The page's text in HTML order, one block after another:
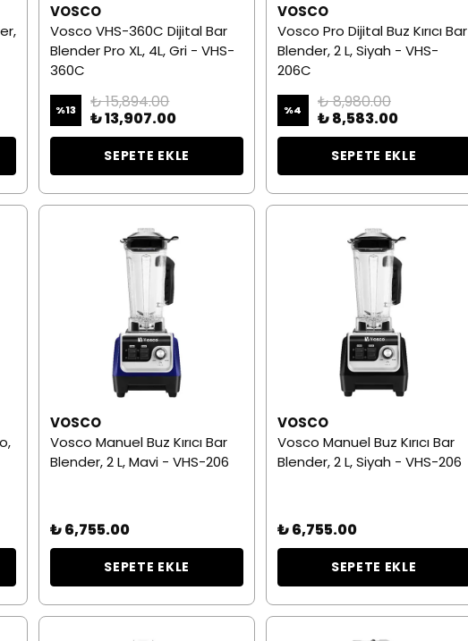
VOSCO
Vosco VHS-360C Dijital Bar
Blender Pro XL, 4L, Gri - VHS-
360C
%13
₺ 15,894.00
₺ 13,907.00
SEPETE EKLE
VOSCO
Vosco Pro Dijital Buz Kırıcı Bar
Blender, 2 L, Siyah - VHS-
206C
%4
₺ 8,980.00
₺ 8,583.00
SEPETE EKLE
VOSCO
Vosco Manuel Buz Kırıcı Bar
Blender, 2 L, Mavi - VHS-206
₺ 6,755.00
SEPETE EKLE
VOSCO
Vosco Manuel Buz Kırıcı Bar
Blender, 2 L, Siyah - VHS-206
₺ 6,755.00
SEPETE EKLE